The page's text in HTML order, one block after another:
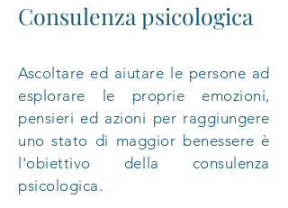
Consulenza psicologica
Ascoltare ed aiutare le persone ad
esplorare le proprie emozioni,
pensieri ed azioni per raggiungere
uno stato di maggior benessere è
l'obiettivo della consulenza
psicologica.